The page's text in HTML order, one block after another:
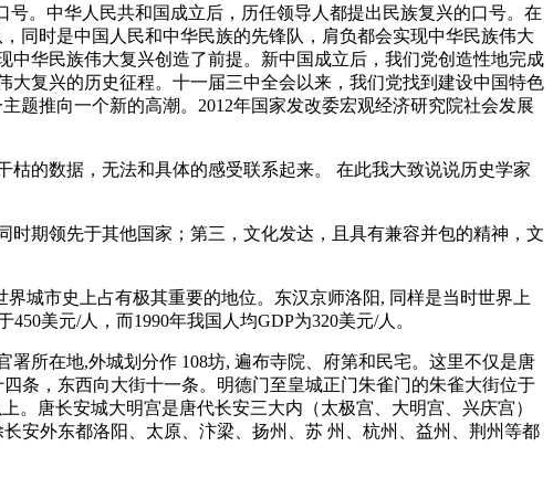
。中华人民共和国成立后，历任领导人都提出民族复兴的口号。 在
同时是中国人民和中华民族的先锋队，肩负都会实现中华民族伟大
华民族伟大复兴创造了前提。新中国成立后，我们党创造性地完成
复兴的历史征程。十一届三中全会以来，我们党找到建设中国特色
题推向一个新的高潮。2012年国家发改委宏观经济研究院社会发展
的数据，无法和具体的感受联系起来。 在此我大致说说历史学家
期领先于其他国家；第三，文化发达，且具有兼容并包的精神，文
城市史上占有极其重要的地位。东汉京师洛阳, 同样是当时世界上
美元/人，而1990年我国人均GDP为320美元/人。
署所在地,外城划分作 108坊, 遍布寺院、府第和民宅。这里不仅是唐
条，东西向大街十一条。明德门至皇城正门朱雀门的朱雀大街位于
。唐长安城大明宫是唐代长安三大内（太极宫、大明宫、兴庆宫）
安外东都洛阳、太原、汴梁、扬州、苏 州、杭州、益州、荆州等都